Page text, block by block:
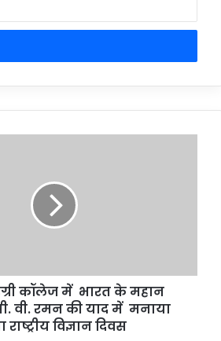
कॉलेज में भारत के महान
वी. रमन की याद में मनाया
राष्ट्रीय विज्ञान दिवस